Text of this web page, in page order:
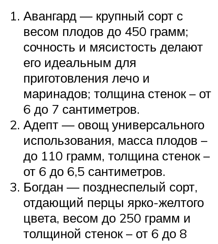
Авангард — крупный сорт с
весом плодов до 450 грамм;
сочность и мясистость делают
его идеальным для
приготовления лечо и
маринадов; толщина стенок – от
6 до 7 сантиметров.
Адепт — овощ универсального
использования, масса плодов –
до 110 грамм, толщина стенок –
от 6 до 6,5 сантиметров.
Богдан — позднеспелый сорт,
отдающий перцы ярко-желтого
цвета, весом до 250 грамм и
толщиной стенок – от 6 до 8